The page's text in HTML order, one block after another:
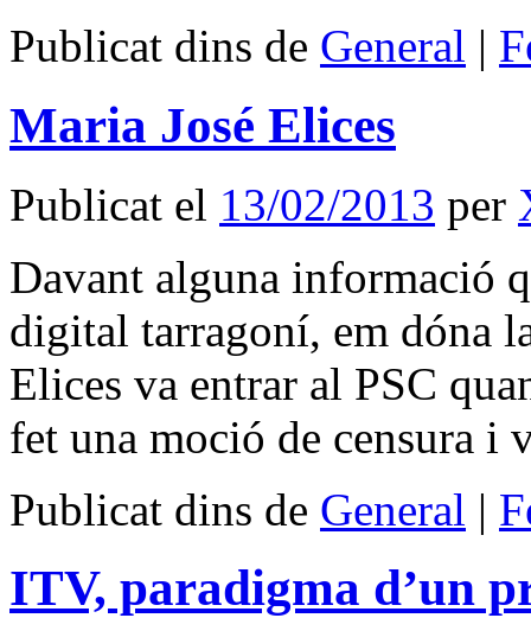
Publicat dins de General |
Maria José Elices
Publicat el 13/02/2013 per
Davant alguna informació
digital tarragoní, em dóna
Elices va entrar al PSC
fet una moció de censura
Publicat dins de General |
ITV, paradigma d’un